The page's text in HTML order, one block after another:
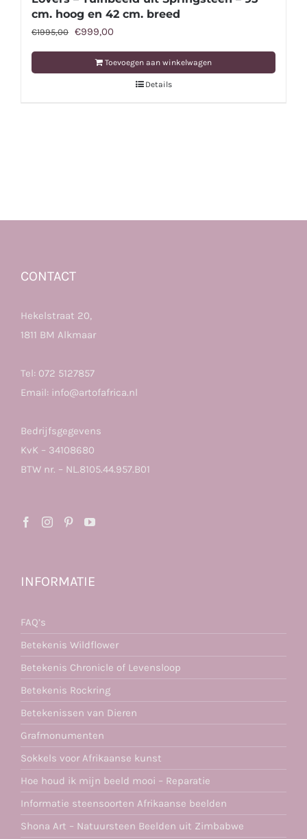
cm. hoog en 42 cm. breed
€1995,00 Oorspronkelijke
prijs
€999,00
prijs
is:
€999,00.
Toevoegen aan winkelwagen
Details
CONTACT
Hekelstraat 20,
1811 BM Alkmaar
Tel: 072 5127857
Email: info@artofafrica.nl
Bedrijfsgegevens
KvK – 34108680
BTW nr. – NL.8105.44.957.B01
INFORMATIE
FAQ’s
Betekenis Wildflower
Betekenis Chronicle of Levensloop
Betekenis Rockring
Betekenissen van Dieren
Grafmonumenten
Sokkels voor Afrikaanse kunst
Hoe houd ik mijn beeld mooi – Reparatie
Informatie steensoorten Afrikaanse beelden
Shona Art – Natuursteen Beelden uit Zimbabwe